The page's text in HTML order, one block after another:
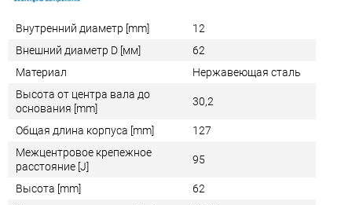
Внутренний диаметр [mm]
12
Внешний диаметр D [мм]
62
Материал
Нержавеющая сталь
Высота от центра вала до
основания [mm]
30,2
Общая длина корпуса [mm]
127
Межцентровое крепежное
расстояние [J]
95
Высота [mm]
62